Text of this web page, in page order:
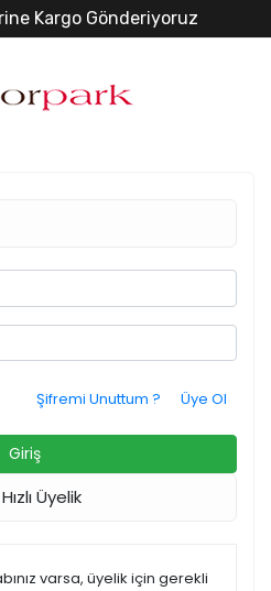
Kargo Gönderiyoruz
Üye Ol
Şifremi Unuttum ?
Üyelik
varsa, üyelik için gerekli